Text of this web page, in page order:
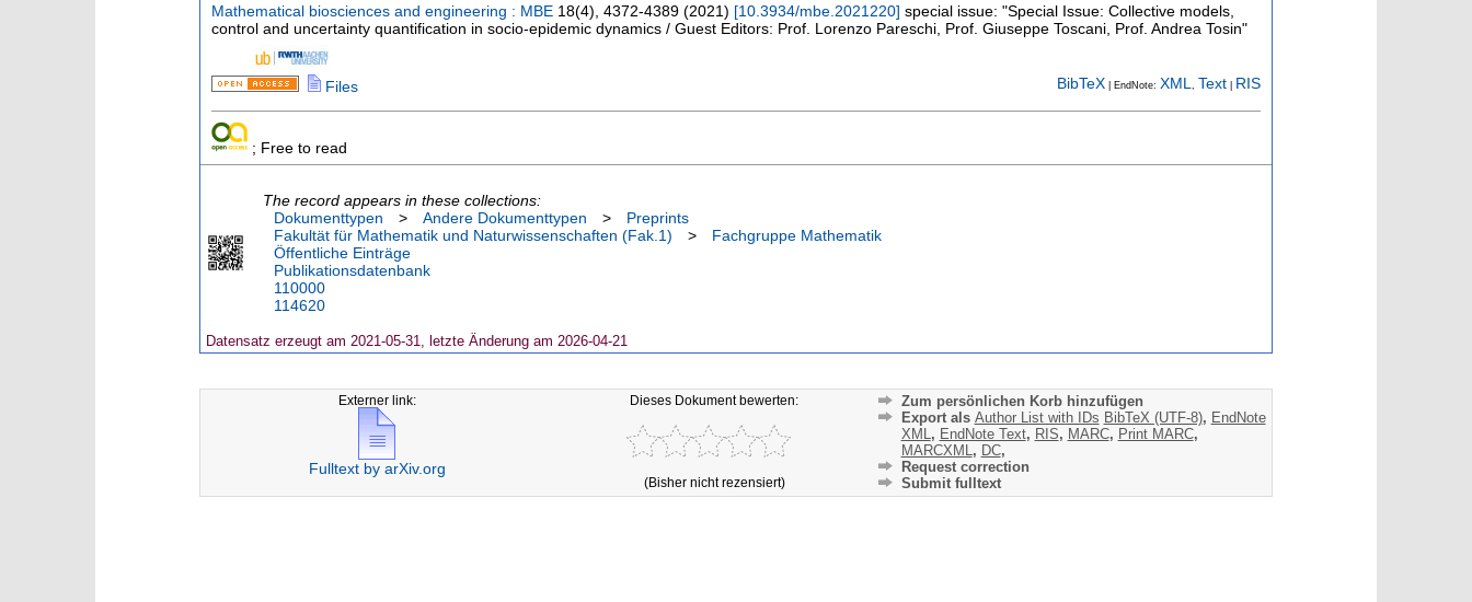
Mathematical biosciences and engineering : MBE 18(4), 4372-4389 (2021) [10.3934/mbe.2021220] special issue: "Special Issue: Collective models,
control and uncertainty quantification in socio-epidemic dynamics / Guest Editors: Prof. Lorenzo Pareschi, Prof. Giuseppe Toscani, Prof. Andrea Tosin"
Files BibTeX | EndNote: XML Text RIS
; Free to read
The record appears in these collections:
Dokumenttypen
> Andere Dokumenttypen >
Preprints
Fakultät für Mathematik und Naturwissenschaften (Fak.1)
>
Fachgruppe Mathematik
Öffentliche Einträge
Publikationsdatenbank
110000
114620
Datensatz erzeugt am 2021-05-31, letzte Änderung am 2026-04-21
Externer link:
Fulltext by arXiv.org
Dieses Dokument bewerten:
(Bisher nicht rezensiert)
Zum persönlichen Korb hinzufügen
Export als Author List with IDs BibTeX (UTF-8), EndNote
XML, EndNote Text, RIS, MARC, Print MARC,
MARCXML, DC,
Request correction
Submit fulltext